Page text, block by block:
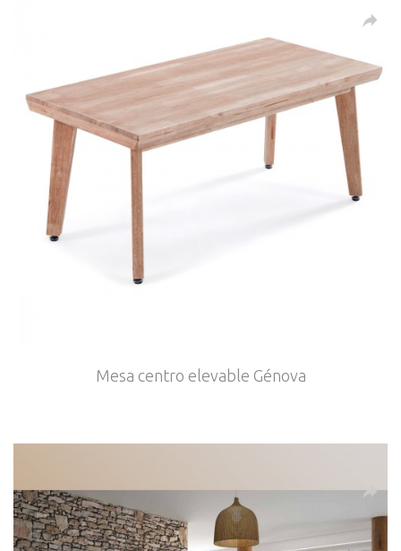
Mesa centro elevable Génova